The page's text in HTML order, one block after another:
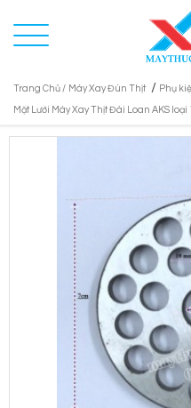
Trang Chủ / Máy Xay Đùn Thịt / Phụ
Mặt Lưới Máy Xay Thịt Đài Loan AKS